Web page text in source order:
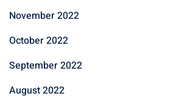
November 2022
October 2022
September 2022
August 2022